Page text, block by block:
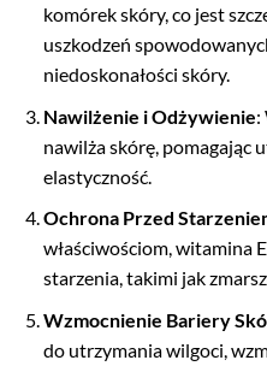
komórek skóry, co jest
uszkodzeń
niedoskonałości skóry.
Nawilżenie i Odżywienie:
nawilża skórę, pomagając
elastyczność.
Ochrona Przed
właściwościom, witamina
starzenia, takimi jak
Wzmocnienie Bariery
do utrzymania wilgoci,